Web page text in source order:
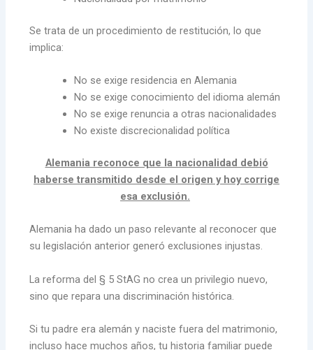
Se trata de un procedimiento de restitución, lo que
implica:
No se exige residencia en Alemania
No se exige conocimiento del idioma alemán
No se exige renuncia a otras nacionalidades
No existe discrecionalidad política
Alemania reconoce que la nacionalidad debió
haberse transmitido desde el origen y hoy corrige
esa exclusión.
Alemania ha dado un paso relevante al reconocer que
su legislación anterior generó exclusiones injustas.
La reforma del § 5 StAG no crea un privilegio nuevo,
sino que repara una discriminación histórica.
Si tu padre era alemán y naciste fuera del matrimonio,
incluso hace muchos años, tu historia familiar puede